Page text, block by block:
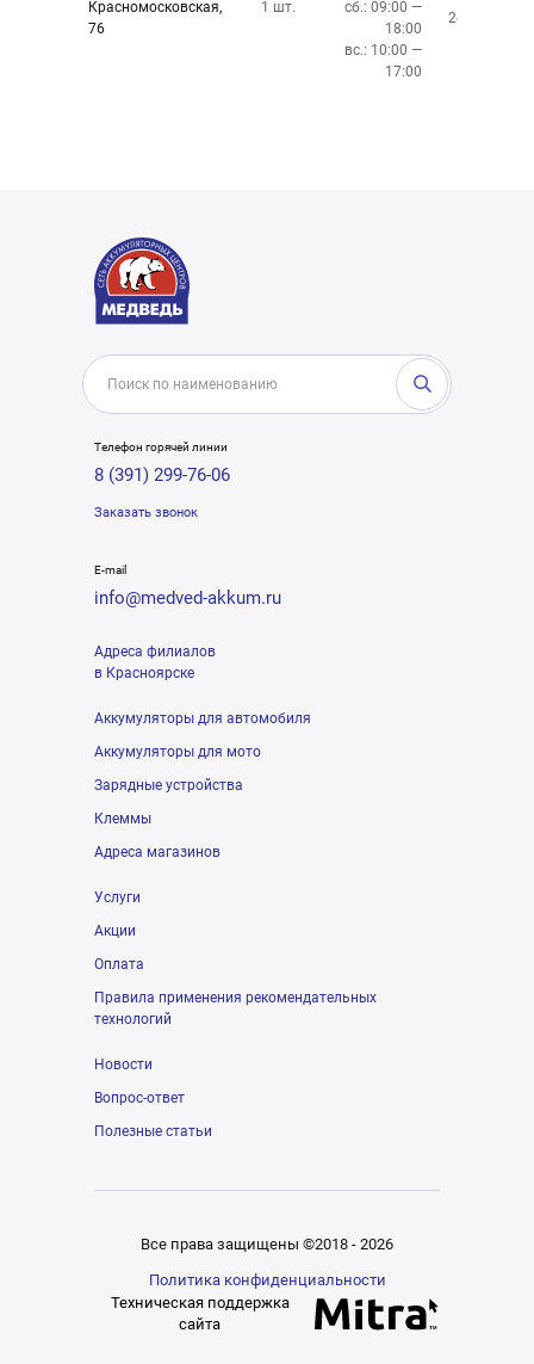
Красномосковская,
76
1 шт.
сб.: 09:00 —
18:00
вс.: 10:00 —
17:00
243-83-01
Телефон горячей линии
8 (391) 299-76-06
Заказать звонок
E-mail
info@medved-akkum.ru
Адреса филиалов
в Красноярске
Аккумуляторы для автомобиля
Аккумуляторы для мото
Зарядные устройства
Клеммы
Адреса магазинов
Услуги
Акции
Оплата
Правила применения рекомендательных
технологий
Новости
Вопрос-ответ
Полезные статьи
Все права защищены ©2018 - 2026
Политика конфиденциальности
Техническая поддержка
сайта